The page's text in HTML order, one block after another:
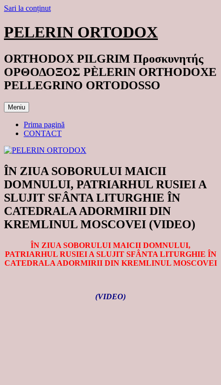
Sari la conținut
PELERIN ORTODOX
ORTHODOX PILGRIM Προσκυνητής
ΟΡΘΟΔΟΞΟΣ PÈLERIN ORTHODOXE
PELLEGRINO ORTODOSSO
Meniu
Prima pagină
CONTACT
ÎN ZIUA SOBORULUI MAICII
DOMNULUI, PATRIARHUL RUSIEI A
SLUJIT SFÂNTA LITURGHIE ÎN
CATEDRALA ADORMIRII DIN
KREMLINUL MOSCOVEI (VIDEO)
ÎN ZIUA SOBORULUI MAICII DOMNULUI,
PATRIARHUL RUSIEI A SLUJIT SFÂNTA LITURGHIE ÎN
CATEDRALA ADORMIRII DIN KREMLINUL MOSCOVEI
(VIDEO)